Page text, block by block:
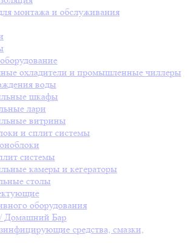
монтажа и обслуживания
охладители и промышленные чиллеры
воды
шкафы
лари
витрины
и сплит системы
системы
камеры и кегераторы
столы
оборудования
Домашний Бар
средства, смазки,